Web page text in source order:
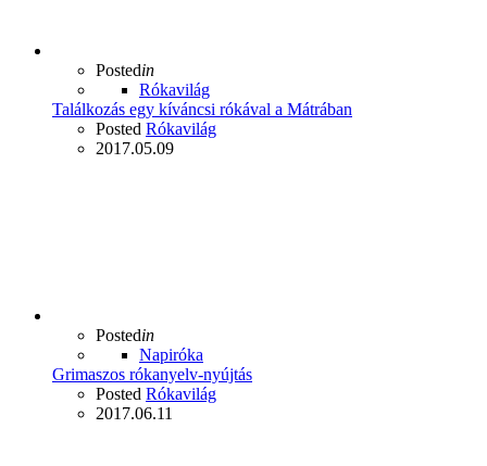
Postedin
Rókavilág
Találkozás egy kíváncsi rókával a Mátrában
Posted Rókavilág
2017.05.09
Postedin
Napiróka
Grimaszos rókanyelv-nyújtás
Posted Rókavilág
2017.06.11